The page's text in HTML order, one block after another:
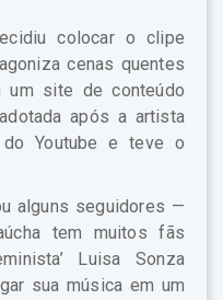
colocar o clipe
cenas quentes
um site de conteúdo
após a artista
Youtube e teve o
alguns seguidores —
tem muitos fãs
Luisa Sonza
sua música em um